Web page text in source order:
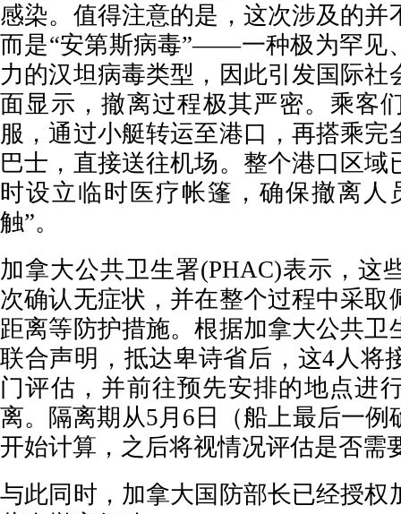
感染。值得注意的是，这次涉及的并
而是“安第斯病毒”——一种极为罕见
力的汉坦病毒类型，因此引发国际社
面显示，撤离过程极其严密。乘客
服，通过小艇转运至港口，再搭乘完
巴士，直接送往机场。整个港口区域
时设立临时医疗帐篷，确保撤离人
触”。
加拿大公共卫生署(PHAC)表示，这
次确认无症状，并在整个过程中采取
距离等防护措施。根据加拿大公共卫
联合声明，抵达卑诗省后，这4人将
门评估，并前往预先安排的地点进
离。隔离期从5月6日（船上最后一例
开始计算，之后将视情况评估是否需
与此同时，加拿大国防部长已经授权